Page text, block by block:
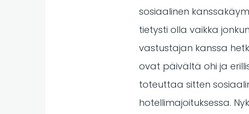
sosiaalinen
tietysti olla vaikka
vastustajan kanssa
ovat päivältä ohi ja
toteuttaa sitten
hotellimajoituksessa.